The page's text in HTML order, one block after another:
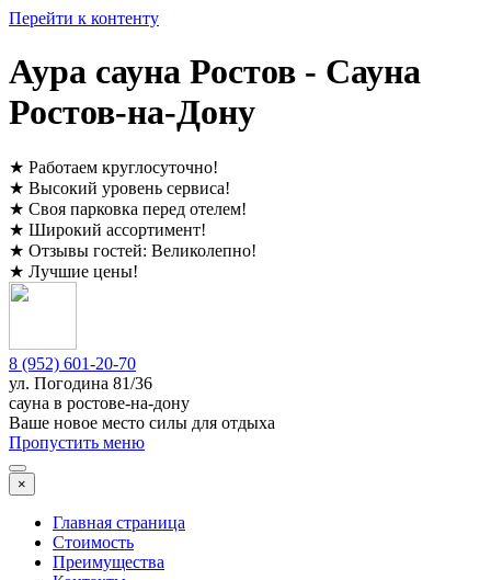
Перейти к контенту
Аура сауна Ростов - Сауна
Ростов-на-Дону
★ Работаем круглосуточно!
★ Высокий уровень сервиса!
★ Своя парковка перед отелем!
★ Широкий ассортимент!
★ Отзывы гостей: Великолепно!
★ Лучшие цены!
8 (952) 601-20-70
ул. ​ Погодина 81/36
сауна в ростове-на-дону
Ваше новое место силы для отдыха
Пропустить меню
×
Главная страница
Стоимость
Преимущества